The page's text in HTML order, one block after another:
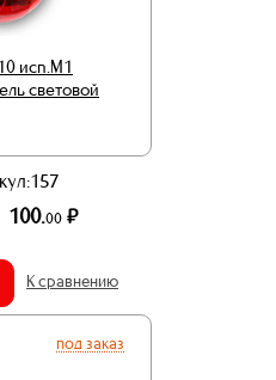
исп.М1
световой
100.00 р.
К сравнению
под заказ